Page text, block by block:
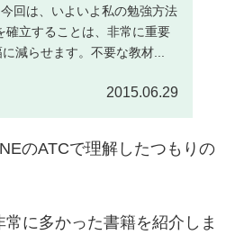
回は、いよいよ私の勉強方法
確立することは、非常に重要
減らせます。不要な教材...
2015.06.29
のATCで理解したつもりの
に多かった書籍を紹介しま